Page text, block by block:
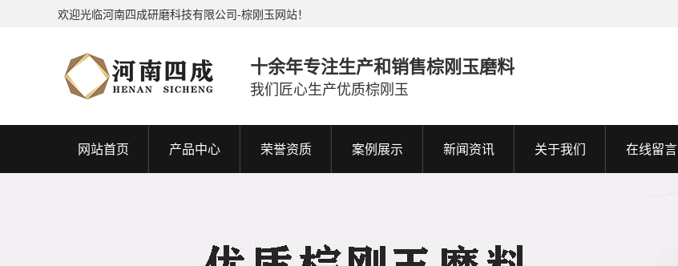
欢迎光临河南四成研磨科技有限公司-棕刚玉网站！
十余年专注生产和销售棕刚玉磨料
我们匠心生产优质棕刚玉
网站首页 产品中心 荣誉资质 案例展示 新闻资讯 关于我们 在线留言